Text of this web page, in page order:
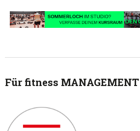
Für fitness